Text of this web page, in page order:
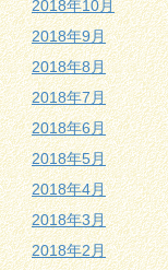
2018年10月
2018年9月
2018年8月
2018年7月
2018年6月
2018年5月
2018年4月
2018年3月
2018年2月